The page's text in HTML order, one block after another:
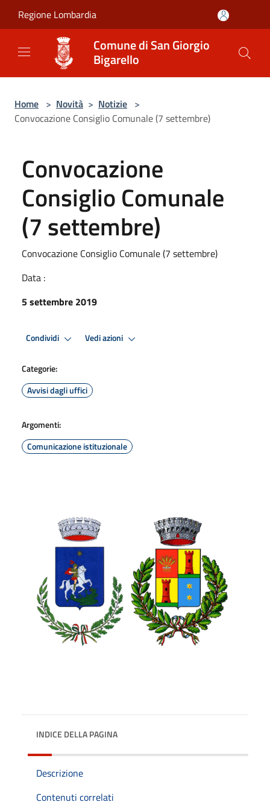
Regione Lombardia
Comune di San Giorgio
Bigarello
Home > Novità > Notizie >
Convocazione Consiglio Comunale (7 settembre)
Convocazione
Consiglio Comunale
(7 settembre)
Convocazione Consiglio Comunale (7 settembre)
Data :
5 settembre 2019
Condividi Vedi azioni
Categorie:
Avvisi dagli uffici
Argomenti:
Comunicazione istituzionale
INDICE DELLA PAGINA
Descrizione
Contenuti correlati